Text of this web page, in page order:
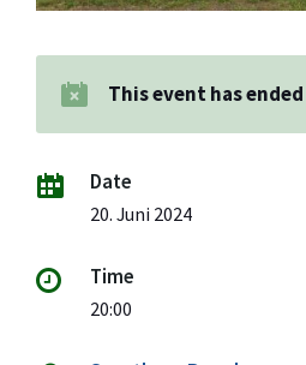
This event has ended
Date
20. Juni 2024
Time
20:00